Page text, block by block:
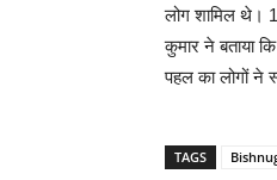
लोग शामिल थे।
कुमार ने बताया
पहल का लोगों ने
TAGS